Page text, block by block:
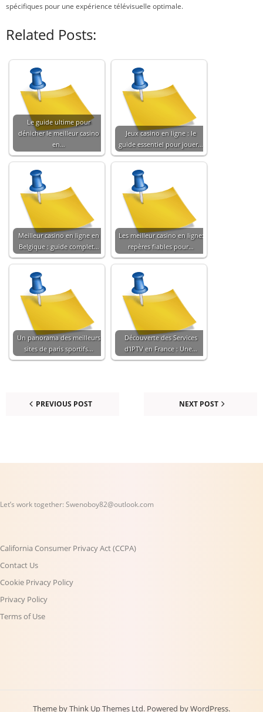
spécifiques pour une expérience télévisuelle optimale.
Related Posts:
Le guide ultime pour
dénicher le meilleur casino
en…
Jeux casino en ligne : le
guide essentiel pour jouer…
Meilleur casino en ligne en
Belgique : guide complet…
Les meilleur casino en ligne:
repères fiables pour…
Un panorama des meilleurs
sites de paris sportifs…
Découverte des Services
d'IPTV en France : Une…
PREVIOUS POST NEXT POST
Let’s work together: Swenoboy82@outlook.com
California Consumer Privacy Act (CCPA)
Contact Us
Cookie Privacy Policy
Privacy Policy
Terms of Use
Theme byThink Up Themes Ltd. Powered byWordPress.